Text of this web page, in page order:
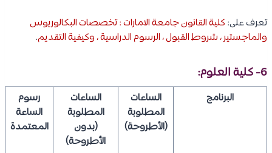
تعرف على: كلية القانون جامعة الامارات : تخصصات البكالوريوس
والماجستير ، شروط القبول ، الرسوم الدراسية ، وكيفية التقديم.
6- كلية العلوم:
البرنامج
الساعات
المطلوبة
(الأطروحة)
الساعات
المطلوبة
(بدون
الأطروحة)
رسوم
الساعة
المعتمدة